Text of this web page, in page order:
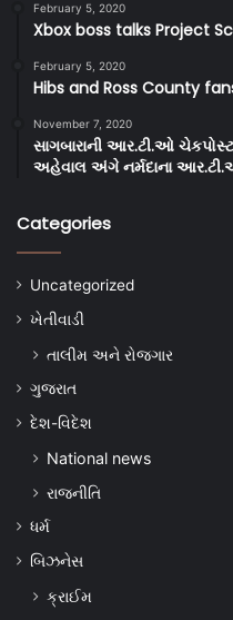
February 5, 2020
Xbox boss talks Project
February 5, 2020
Hibs and Ross County
November 7, 2020
સાગબારાની આર.ટી.ઓ
અહેવાલ અંગે નર્મદાના
Categories
Uncategorized
ખેતીવાડી
તાલીમ અને રોજગાર
ગુજરાત
દેશ-વિદેશ
National news
રાજનીતિ
ધર્મ
બિઝનેસ
ક્રાઈમ